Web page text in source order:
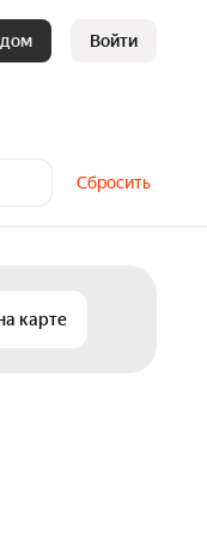
Войти
Сбросить
карте